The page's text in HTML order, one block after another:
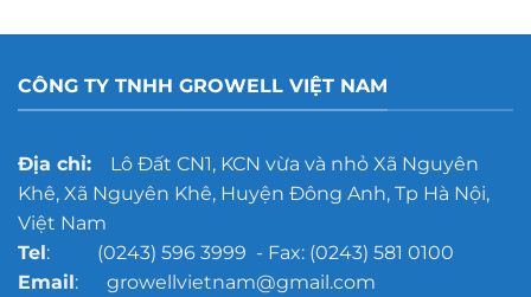
CÔNG TY TNHH GROWELL VIỆT NAM
Địa chỉ:Lô Đất CN1, KCN vừa và nhỏ Xã Nguyên
Khê, Xã Nguyên Khê, Huyện Đông Anh, Tp Hà Nội,
Việt Nam
Tel: (0243) 596 3999 - Fax: (0243) 581 0100
Email: growellvietnam@gmail.com